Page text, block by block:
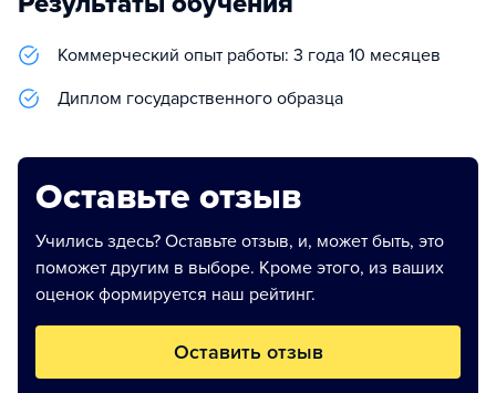
Коммерческий опыт работы: 3 года 10 месяцев
Диплом государственного образца
Оставьте отзыв
Учились здесь? Оставьте отзыв, и, может быть, это
поможет другим в выборе. Кроме этого, из ваших
оценок формируется наш рейтинг.
Оставить отзыв